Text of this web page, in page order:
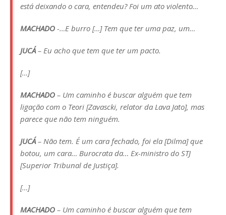
está deixando o cara, entendeu? Foi um ato violento…
MACHADO -…E burro […] Tem que ter uma paz, um…
JUCÁ– Eu acho que tem que ter um pacto.
[…]
MACHADO – Um caminho é buscar alguém que tem
ligação com o Teori [Zavascki, relator da Lava Jato], mas
parece que não tem ninguém.
JUCÁ– Não tem. É um cara fechado, foi ela [Dilma] que
botou, um cara… Burocrata da… Ex-ministro do STJ
[Superior Tribunal de Justiça].
[…]
MACHADO – Um caminho é buscar alguém que tem